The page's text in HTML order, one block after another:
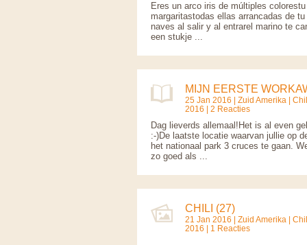
Eres un arco iris de múltiples
margaritastodas ellas arrancadas de
naves al salir y al entrarel marino te
een stukje ...
MIJN EERSTE
25 Jan 2016 | Zuid Amerika |
2016 | 2 Reacties
Dag lieverds allemaal!Het is al even
:-)De laatste locatie waarvan jullie op
het nationaal park 3 cruces te gaan.
zo goed als ...
CHILI (27)
21 Jan 2016 | Zuid Amerika |
2016 | 1 Reacties